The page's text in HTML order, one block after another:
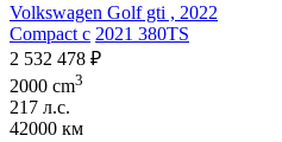
Volkswagen Golf gti , 2022
Compact c 2021 380TS
2 532 478 ₽
2000 cm3
217 л.с.
42000 км